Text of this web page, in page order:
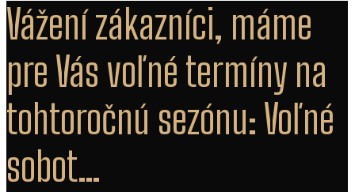
Vážení zákazníci, máme
pre Vás voľné termíny na
tohtoročnú sezónu: Voľné
sobot…